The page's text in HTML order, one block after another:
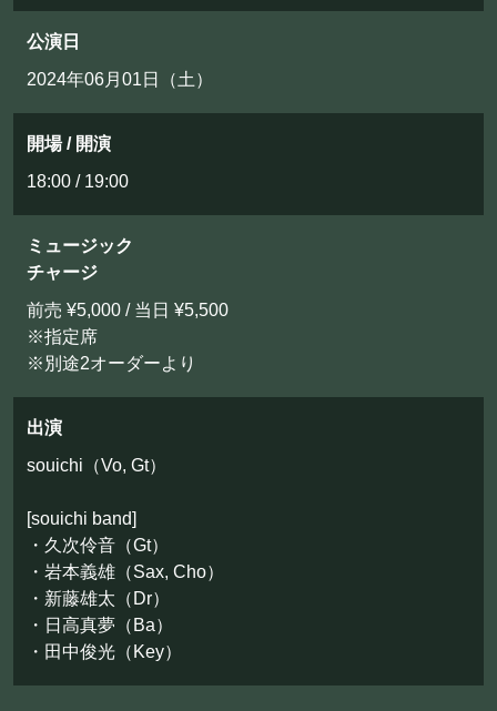
貸切パーティー・ホールレンタル
BOOKING
ライブ出演について
プライバシーポリシー
©Mahoroza. All Rights Reserved.
公演日
2024年06月01日（土）
開場 / 開演
18:00 / 19:00
ミュージック
チャージ
前売 ¥5,000 / 当日 ¥5,500
※指定席
※別途2オーダーより
出演
souichi（Vo, Gt）
[souichi band]
・久次伶音（Gt）
・岩本義雄（Sax, Cho）
・新藤雄太（Dr）
・日高真夢（Ba）
・田中俊光（Key）